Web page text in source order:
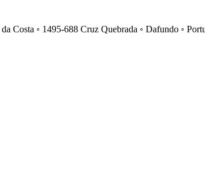
Costa ◦ 1495-688 Cruz Quebrada ◦ Dafundo ◦